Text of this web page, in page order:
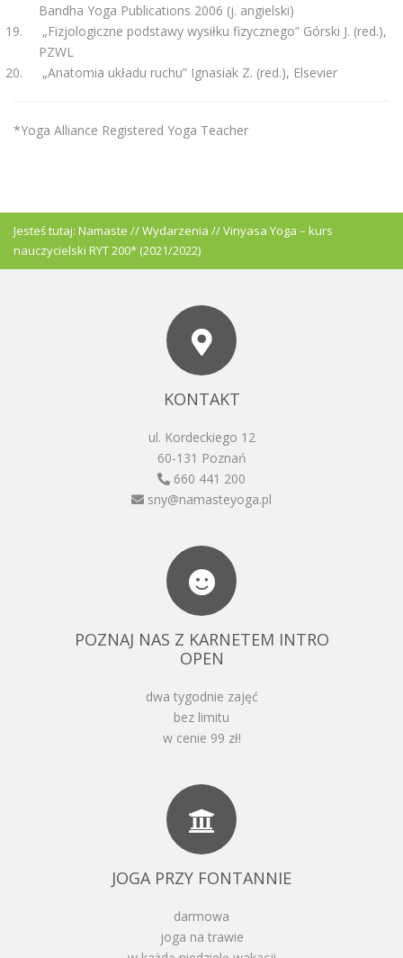
Bandha Yoga Publications 2006 (j. angielski)
„Fizjologiczne podstawy wysiłku fizycznego” Górski J. (red.),
PZWL
„Anatomia układu ruchu” Ignasiak Z. (red.), Elsevier
*Yoga Alliance Registered Yoga Teacher
Jesteś tutaj: Namaste //Wydarzenia //Vinyasa Yoga – kurs
nauczycielski RYT 200* (2021/2022)
KONTAKT
ul. Kordeckiego 12
60-131 Poznań
660 441 200
sny@namasteyoga.pl
POZNAJ NAS Z KARNETEM INTRO
OPEN
dwa tygodnie zajęć
bez limitu
w cenie 99 zł!
JOGA PRZY FONTANNIE
darmowa
joga na trawie